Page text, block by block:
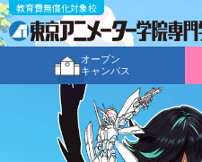
教育費無償化対象校
オープン
キャンパス